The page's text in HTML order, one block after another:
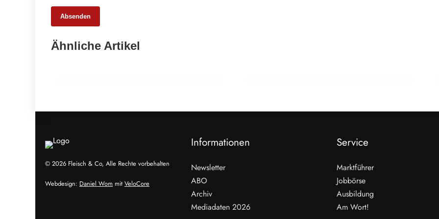
Absenden
Ähnliche Artikel
65 Millionen Euro Umsatz in der
© 2026 Fleisch & Co, Alle Rechte vorbehalten
Webdesign: Daniel Wom mit VeloCore
Informationen
Newsletter
ABO
Archiv
Mediadaten 2026
Service
Marktführer
Jobbörse
Ausbildung
Am Wort!